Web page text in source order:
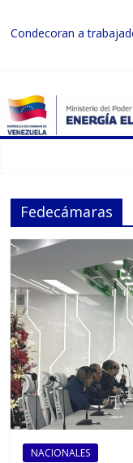
Condecoran a
labor tras el doble
Gobierno Nacional
Inspeccionan trabajos
en Carabobo
Gobierno Nacional
Fedecámaras
NACIONALES